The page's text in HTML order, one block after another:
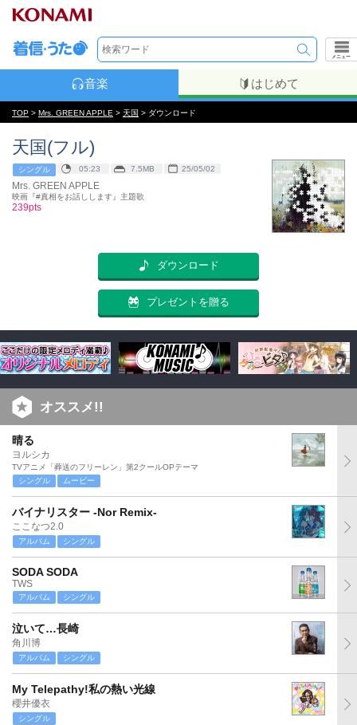
メニュー
音楽 はじめて
TOP > Mrs. GREEN APPLE > 天国 > ダウンロード
天国(フル)
シングル 05:23 7.5MB 25/05/02
Mrs. GREEN APPLE
映画『#真相をお話しします』主題歌
239pts
ダウンロード
プレゼントを贈る
オススメ!!
晴る
ヨルシカ
TVアニメ「葬送のフリーレン」第2クールOPテーマ
シングル
ムービー
バイナリスター -Nor Remix-
ここなつ2.0
アルバム シングル
SODA SODA
TWS
アルバム シングル
泣いて…長崎
角川博
アルバム シングル
My Telepathy!私の熱い光線
櫻井優衣
シングル